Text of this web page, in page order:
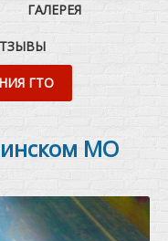
ГАЛЕРЕЯ
ГТО
МО